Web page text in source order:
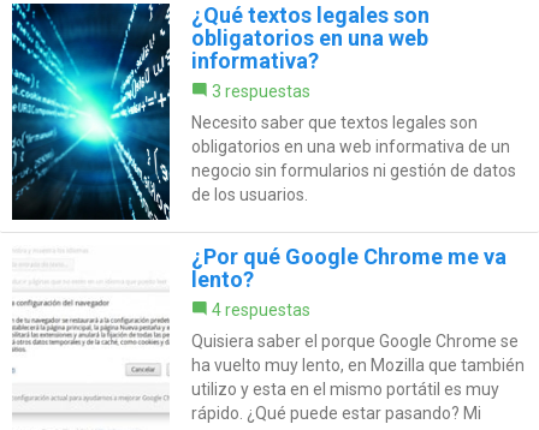
¿Qué textos legales son
obligatorios en una web
informativa?
3 respuestas
Necesito saber que textos legales son
obligatorios en una web informativa de un
negocio sin formularios ni gestión de datos
de los usuarios.
¿Por qué Google Chrome me va
lento?
4 respuestas
Quisiera saber el porque Google Chrome se
ha vuelto muy lento, en Mozilla que también
utilizo y esta en el mismo portátil es muy
rápido. ¿Qué puede estar pasando? Mi